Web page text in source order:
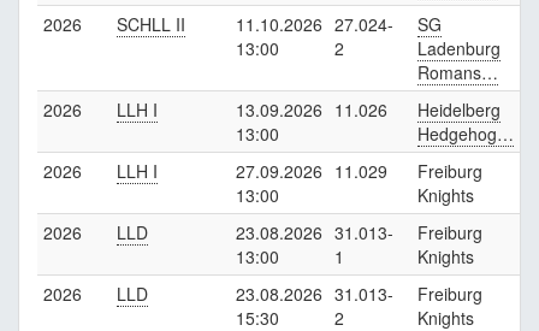
2026 SCHLL II
11.10.2026
13:00
27.024-
2
SG
Ladenburg
Romans…
2026 LLH I
13.09.2026
13:00
11.026
Heidelberg
Hedgehog…
2026
LLH I
27.09.2026
13:00
11.029
Freiburg
Knights
2026
LLD
23.08.2026
13:00
31.013-
1
Freiburg
Knights
2026
LLD
23.08.2026
15:30
31.013-
2
Freiburg
Knights